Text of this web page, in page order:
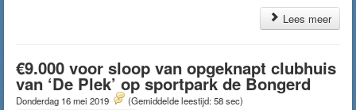
Lees meer
€9.000 voor sloop van opgeknapt clubhuis
van ‘De Plek’ op sportpark de Bongerd
Donderdag 16 mei 2019 (Gemiddelde leestijd: 58 sec)